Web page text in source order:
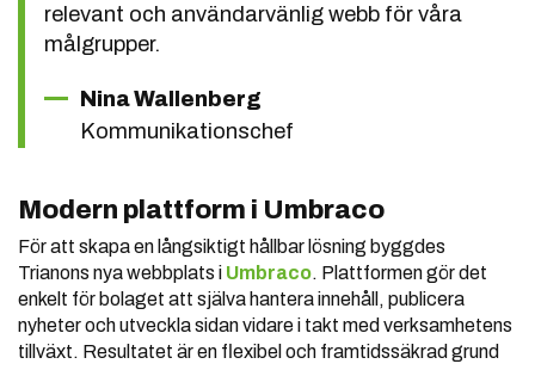
relevant och användarvänlig webb för våra
målgrupper.
Nina Wallenberg
Kommunikationschef
Modern plattform i Umbraco
För att skapa en långsiktigt hållbar lösning byggdes
Trianons nya webbplats i Umbraco. Plattformen gör det
enkelt för bolaget att själva hantera innehåll, publicera
nyheter och utveckla sidan vidare i takt med verksamhetens
tillväxt. Resultatet är en flexibel och framtidssäkrad grund